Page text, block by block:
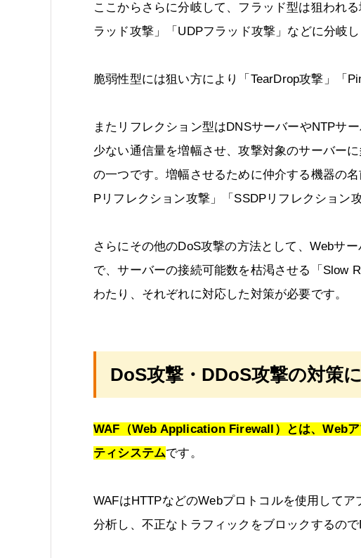
ここからさらに分岐して、フラッド型は狙われ
ラッド攻撃」「UDPフラッド攻撃」などに分岐し
脆弱性型には狙い方により「TearDrop攻撃」「
またリフレクション型はDNSサーバーやNTPサ
少ない通信量を増幅させ、攻撃対象のサーバー
の一つです。増幅させるために仲介する機器の
Pリフレクション攻撃」「SSDPリフレクション
さらにその他のDoS攻撃の方法として、Webサ
で、サーバーの接続可能数を枯渇させる「Slow
わたり、それぞれに対応した対策が必要です。
DoS攻撃・DDoS攻撃の対策
WAF（Web Application Firewall）とは、Web
ティシステムです。
WAFはHTTPなどのWebプロトコルを使用して
分析し、不正なトラフィックをブロックするの